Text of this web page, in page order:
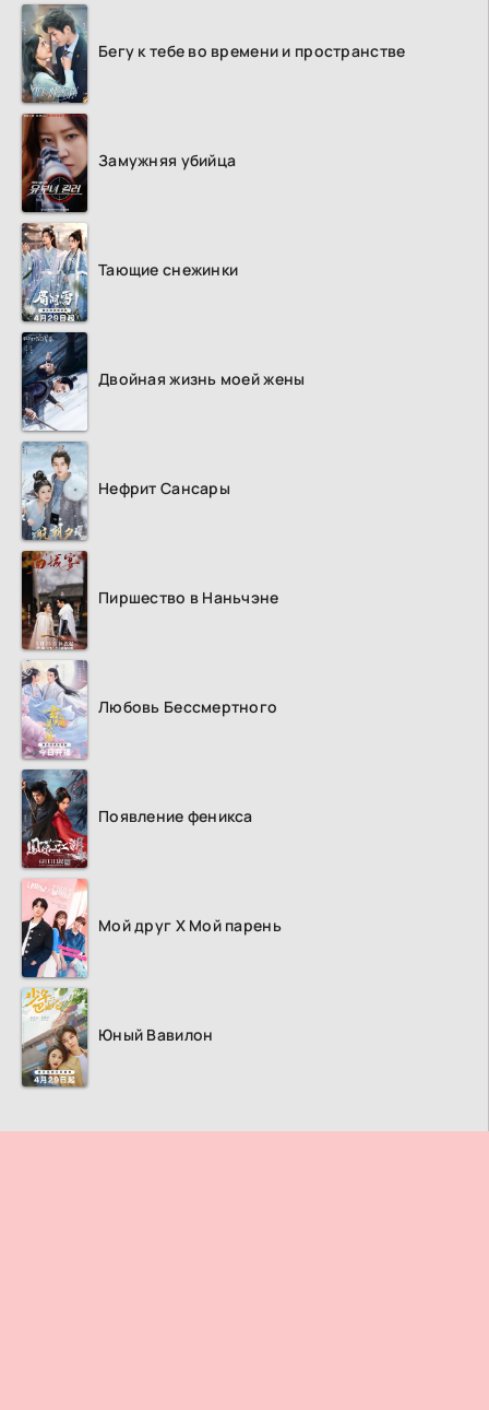
Бегу к тебе во времени и пространстве
Замужняя убийца
Тающие снежинки
Двойная жизнь моей жены
Нефрит Сансары
Пиршество в Наньчэне
Любовь Бессмертного
Появление феникса
Мой друг Х Мой парень
Юный Вавилон